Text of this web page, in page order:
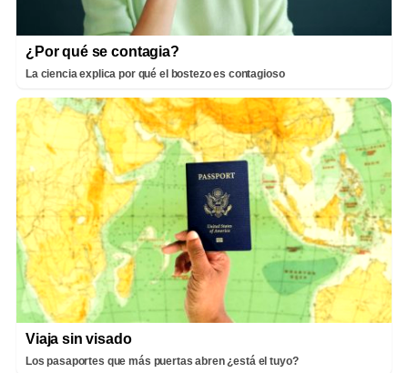
¿Por qué se contagia?
La ciencia explica por qué el bostezo es contagioso
Viaja sin visado
Los pasaportes que más puertas abren ¿está el tuyo?